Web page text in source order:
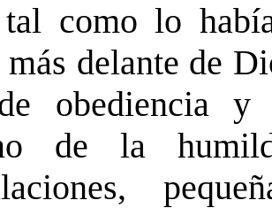
como lo
más delante de
obediencia y
de la